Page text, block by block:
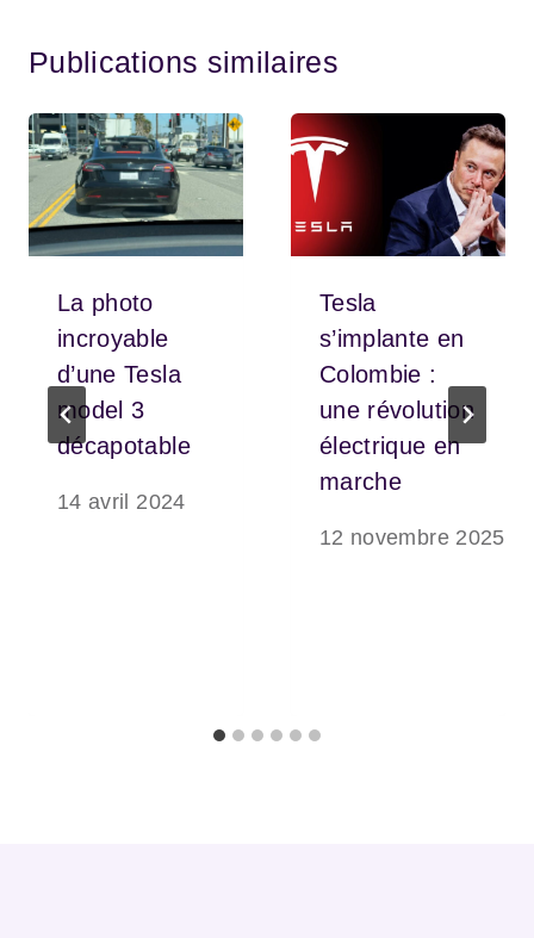
Publications similaires
La photo
incroyable
d’une Tesla
model 3
décapotable
14 avril 2024
Tesla
s’implante en
Colombie :
une révolution
électrique en
marche
12 novembre 2025